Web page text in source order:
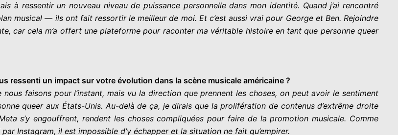
à ressentir un nouveau niveau de puissance personnelle dans mon identité. Quand j’ai rencontré
musical — ils ont fait ressortir le meilleur de moi. Et c’est aussi vrai pour George et Ben. Rejoindre
car cela m’a offert une plateforme pour raconter ma véritable histoire en tant que personne queer
ressenti un impact sur votre évolution dans la scène musicale américaine ?
faisons pour l’instant, mais vu la direction que prennent les choses, on peut avoir le sentiment
queer aux États-Unis. Au-delà de ça, je dirais que la prolifération de contenus d’extrême droite
s’y engouffrent, rendent les choses compliquées pour faire de la promotion musicale. Comme
Instagram, il est impossible d’y échapper et la situation ne fait qu’empirer.